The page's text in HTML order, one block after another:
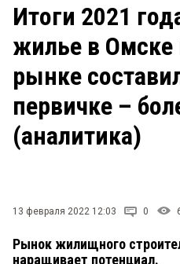
ЗАКОН
СТИЛЬ ЖИЗНИ
Итоги 2021
жилье в Омске
рынке
первичке –
(аналитика)
13 февраля 2022 12:03 0
Рынок жилищного
наращивает потенциал.